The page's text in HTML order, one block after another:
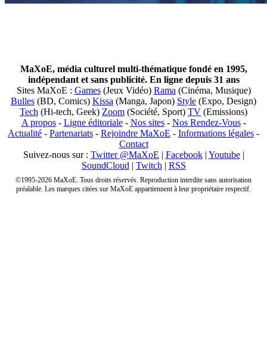
MaXoE, média culturel multi-thématique fondé en 1995,
indépendant et sans publicité. En ligne depuis 31 ans
Sites MaXoE : Games(Jeux Vidéo) Rama (Cinéma, Musique)
Bulles (BD, Comics) Kissa (Manga, Japon) Style (Expo, Design)
Tech (Hi-tech, Geek) Zoom (Société, Sport) TV (Emissions)
A propos- Ligne éditoriale- Nos sites- Nos Rendez-Vous-
Actualité - Partenariats - Rejoindre MaXoE - Informations légales -
Contact
Suivez-nous sur : Twitter @MaXoE | Facebook| Youtube|
SoundCloud | Twitch | RSS
©1995-2026 MaXoE. Tous droits réservés. Reproduction interdite sans autorisation
préalable. Les marques citées sur MaXoE appartiennent à leur propriétaire respectif.